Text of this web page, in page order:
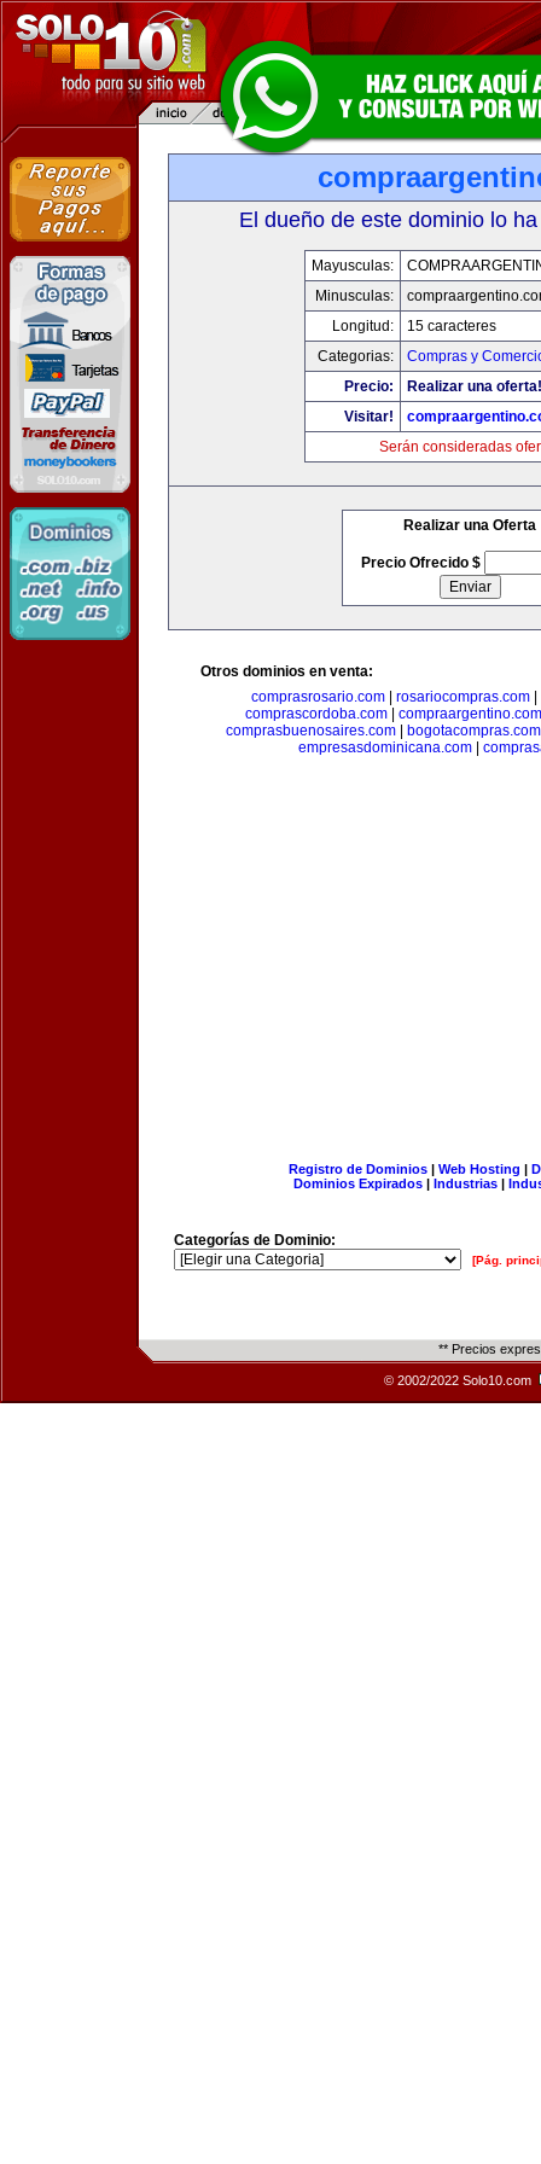
El dueño de este dominio lo
Mayusculas:
Minusculas:
Longitud:
15 caracteres
Categorias:
Compras y
Precio:
Realizar una oferta!
Visitar!
Serán consideradas
Realizar una Oferta
Precio Ofrecido $
Otros dominios en venta:
comprasrosario.com
rosariocompras.com
comprascordoba.com
compraargentino.com
comprasbuenosaires.com
bogotacompras.com
empresasdominicana.com
Registro de Dominios| Web Hosting |
Dominios Expirados | Industrias |
Categorías de Dominio:
[Pág.
** Precios
© 2002/2022 Solo10.com